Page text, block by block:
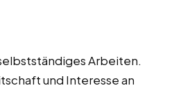
Arbeiten.
und Interesse an